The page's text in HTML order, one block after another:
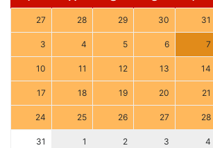
27 28 29 30 31
3 4 5 6 7
10 11 12 13 14
17 18 19 20 21
24 25 26 27 28
31 1 2 3 4